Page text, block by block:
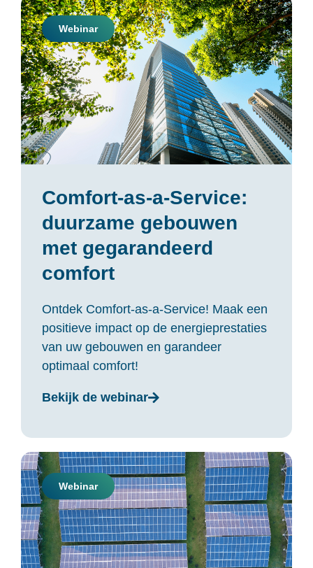
Webinar
Comfort-as-a-Service:
duurzame gebouwen
met gegarandeerd
comfort
Ontdek Comfort-as-a-Service! Maak een
positieve impact op de energieprestaties
van uw gebouwen en garandeer
optimaal comfort!
Bekijk de webinar
Webinar